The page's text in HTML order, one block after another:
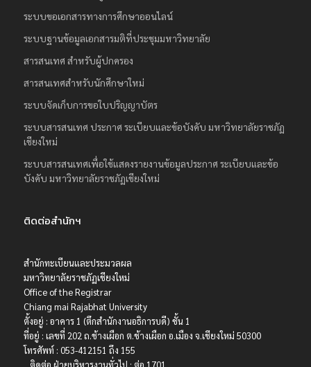
ระบบขอเอกสารทางการศึกษาออนไลน์
ระบบฐานข้อมูลเอกสารมติที่ประชุมมหาวิทยาลัย
สารสนเทศ สำหรับผู้ปกครอง
สารสนเทศสำหรับนักศึกษาใหม่
ระบบจัดเก็บการขอใบปริญญาบัตร
ระบบสารสนเทศ ประกาศ ระเบียบและข้อบังคับ มหาวิทยาลัยราชภัฏ
เชียงใหม่
ระบบสารสนเทศเพื่อใช้แสดงรายงานข้อมูลประกาศ ระเบียบและข้อ
บังคับ มหาวิทยาลัยราชภัฏเชียงใหม่
ติดต่อสำนักฯ
สำนักทะเบียนและประมวลผล
มหาวิทยาลัยราชภัฏเชียงใหม่
Office of the Registrar
Chiang mai Rajabhat University
ตั้งอยู่ : อาคาร 1 (ตึกสำนักงานอธิการบดี) ชั้น 1
ที่อยู่ : เลขที่ 202 ถ.ช้างเผือก ต.ช้างเผือก อ.เมือง จ.เชียงใหม่ 50300
โทรศัพท์ : 053-412151 ถึง 155
ติดต่อ ฝ่ายบริหารงานทั่วไป : ต่อ 1701